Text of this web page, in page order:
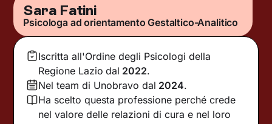
Sara Fatini
Psicologa ad orientamento Gestaltico-Analitico
Iscritta all'Ordine degli Psicologi della
Regione Lazio dal 2022.
Nel team di Unobravo dal 2024.
Ha scelto questa professione perché crede
nel valore delle relazioni di cura e nel loro